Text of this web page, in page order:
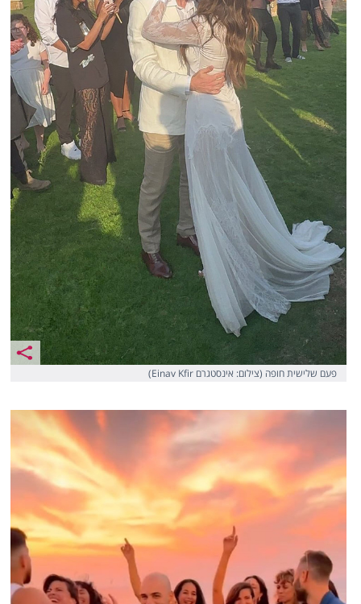
פעם שלישית חופה (צילום: אינסטגרם Einav Kfir)